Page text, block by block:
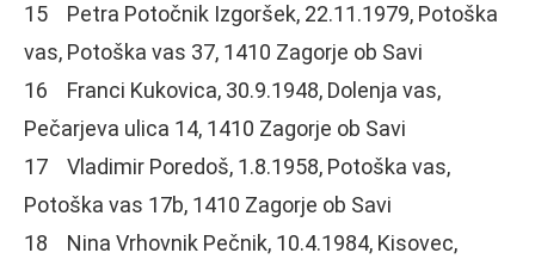
15 Petra Potočnik Izgoršek, 22.11.1979, Potoška
vas, Potoška vas 37, 1410 Zagorje ob Savi
16 Franci Kukovica, 30.9.1948, Dolenja vas,
Pečarjeva ulica 14, 1410 Zagorje ob Savi
17 Vladimir Poredoš, 1.8.1958, Potoška vas,
Potoška vas 17b, 1410 Zagorje ob Savi
18 Nina Vrhovnik Pečnik, 10.4.1984, Kisovec,